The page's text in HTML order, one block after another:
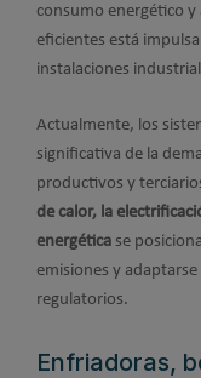
consumo energético y
eficientes está
instalaciones
Actualmente, los
significativa de la
productivos y
de calor, la
energética se
emisiones y
regulatorios.
Enfriadoras,